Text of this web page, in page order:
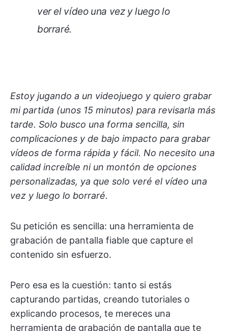
ver el vídeo una vez y luego lo
borraré.
Estoy jugando a un videojuego y quiero grabar
mi partida (unos 15 minutos) para revisarla más
tarde. Solo busco una forma sencilla, sin
complicaciones y de bajo impacto para grabar
vídeos de forma rápida y fácil. No necesito una
calidad increíble ni un montón de opciones
personalizadas, ya que solo veré el vídeo una
vez y luego lo borraré.
Su petición es sencilla: una herramienta de
grabación de pantalla fiable que capture el
contenido sin esfuerzo.
Pero esa es la cuestión: tanto si estás
capturando partidas, creando tutoriales o
explicando procesos, te mereces una
herramienta de grabación de pantalla que te